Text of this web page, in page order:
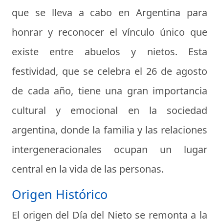
que se lleva a cabo en Argentina para
honrar y reconocer el vínculo único que
existe entre abuelos y nietos. Esta
festividad, que se celebra el 26 de agosto
de cada año, tiene una gran importancia
cultural y emocional en la sociedad
argentina, donde la familia y las relaciones
intergeneracionales ocupan un lugar
central en la vida de las personas.
Origen Histórico
El origen del Día del Nieto se remonta a la